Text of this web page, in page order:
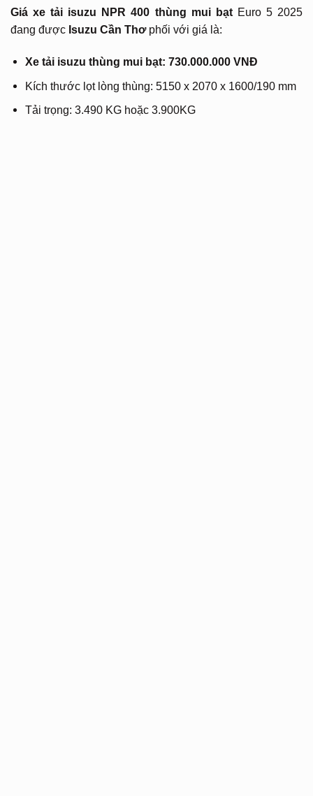
Giá xe tải isuzu NPR 400 thùng mui bạtEuro 5 2025
đang được Isuzu Cần Thơphối với giá là:
Xe tải isuzu thùng mui bạt: 730.000.000 VNĐ
Kích thước lọt lòng thùng: 5150 x 2070 x 1600/190 mm
Tải trọng: 3.490 KG hoặc 3.900KG